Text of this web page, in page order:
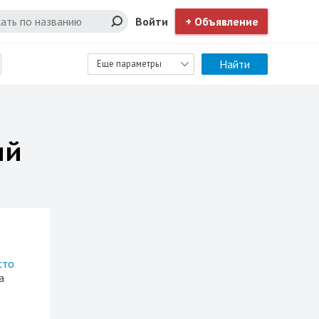
Войти + Объявление
Еще параметры Найти